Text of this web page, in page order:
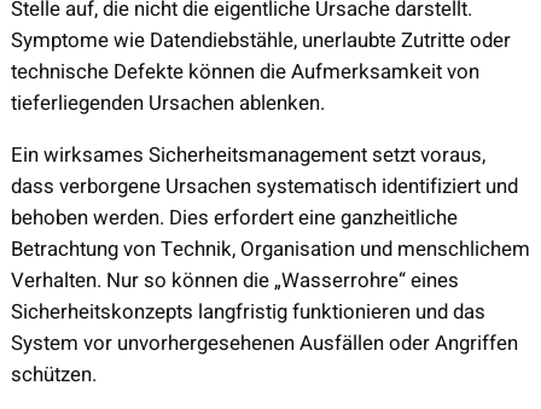
Stelle auf, die nicht die eigentliche Ursache darstellt.
Symptome wie Datendiebstähle, unerlaubte Zutritte oder
technische Defekte können die Aufmerksamkeit von
tieferliegenden Ursachen ablenken.
Ein wirksames Sicherheitsmanagement setzt voraus,
dass verborgene Ursachen systematisch identifiziert und
behoben werden. Dies erfordert eine ganzheitliche
Betrachtung von Technik, Organisation und menschlichem
Verhalten. Nur so können die „Wasserrohre“ eines
Sicherheitskonzepts langfristig funktionieren und das
System vor unvorhergesehenen Ausfällen oder Angriffen
schützen.